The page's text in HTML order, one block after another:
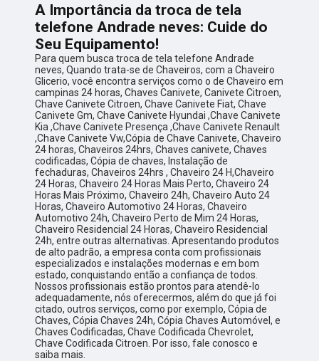
A Importância da troca de tela
telefone Andrade neves: Cuide do
Seu Equipamento!
Para quem busca troca de tela telefone Andrade
neves, Quando trata-se de Chaveiros, com a Chaveiro
Glicerio, você encontra serviços como o de Chaveiro em
campinas 24 horas, Chaves Canivete, Canivete Citroen,
Chave Canivete Citroen, Chave Canivete Fiat, Chave
Canivete Gm, Chave Canivete Hyundai ,Chave Canivete
Kia ,Chave Canivete Presença ,Chave Canivete Renault
,Chave Canivete Vw,Cópia de Chave Canivete, Chaveiro
24 horas, Chaveiros 24hrs, Chaves canivete, Chaves
codificadas, Cópia de chaves, Instalação de
fechaduras, Chaveiros 24hrs , Chaveiro 24 H,Chaveiro
24 Horas, Chaveiro 24 Horas Mais Perto, Chaveiro 24
Horas Mais Próximo, Chaveiro 24h, Chaveiro Auto 24
Horas, Chaveiro Automotivo 24 Horas, Chaveiro
Automotivo 24h, Chaveiro Perto de Mim 24 Horas,
Chaveiro Residencial 24 Horas, Chaveiro Residencial
24h, entre outras alternativas. Apresentando produtos
de alto padrão, a empresa conta com profissionais
especializados e instalações modernas e em bom
estado, conquistando então a confiança de todos.
Nossos profissionais estão prontos para atendê-lo
adequadamente, nós oferecermos, além do que já foi
citado, outros serviços, como por exemplo, Cópia de
Chaves, Cópia Chaves 24h, Cópia Chaves Automóvel, e
Chaves Codificadas, Chave Codificada Chevrolet,
Chave Codificada Citroen. Por isso, fale conosco e
saiba mais.